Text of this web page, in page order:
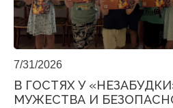
7/31/2026
В ГОСТЯХ У
МУЖЕСТВА И